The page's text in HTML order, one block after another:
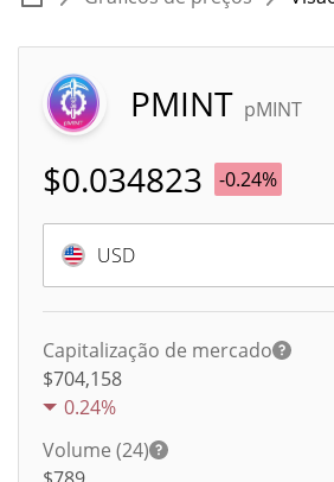
PMINT pMINT
$0.034823 -0.24%
USD
Capitalização de mercado
$704,158
0.24%
Volume (24)